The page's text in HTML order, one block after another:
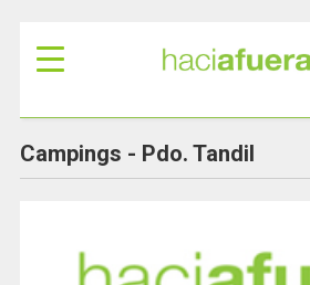
Campings - Pdo. Tandil